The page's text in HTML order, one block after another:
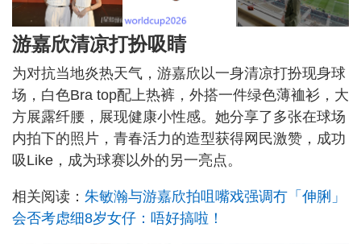
游嘉欣清凉打扮吸睛
为对抗当地炎热天气，游嘉欣以一身清凉打扮现身球
场，白色Bra top配上热裤，外搭一件绿色薄裇衫，大
方展露纤腰，展现健康小性感。她分享了多张在球场
内拍下的照片，青春活力的造型获得网民激赞，成功
吸Like，成为球赛以外的另一亮点。
相关阅读： 朱敏瀚与游嘉欣拍咀嘴戏强调冇「伸脷」
会否考虑细8岁女仔：唔好搞啦！